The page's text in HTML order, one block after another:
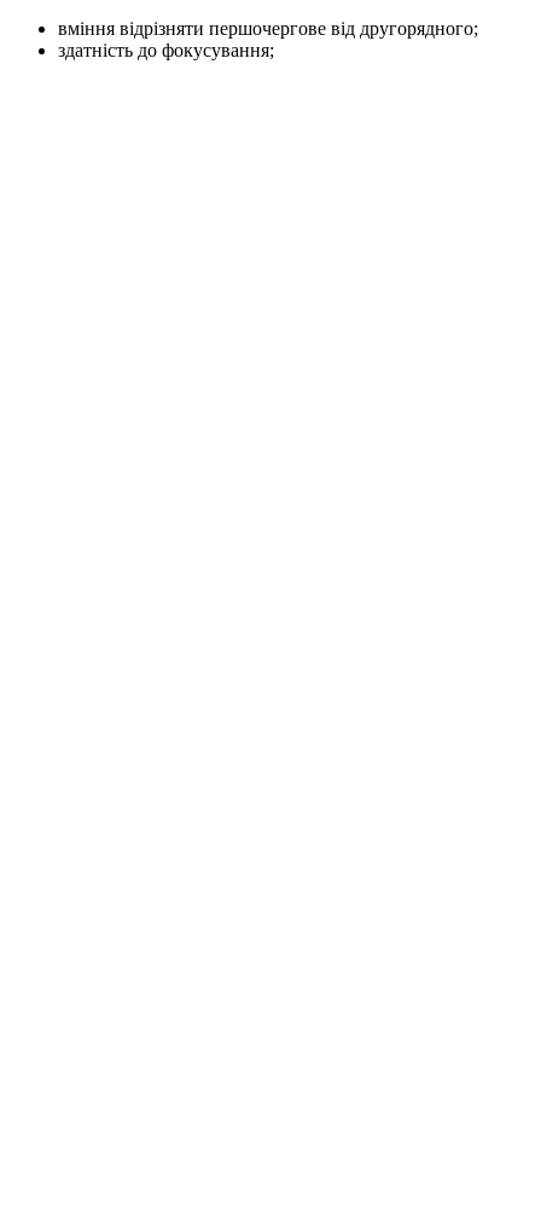
вміння відрізняти першочергове від другорядного;
здатність до фокусування;